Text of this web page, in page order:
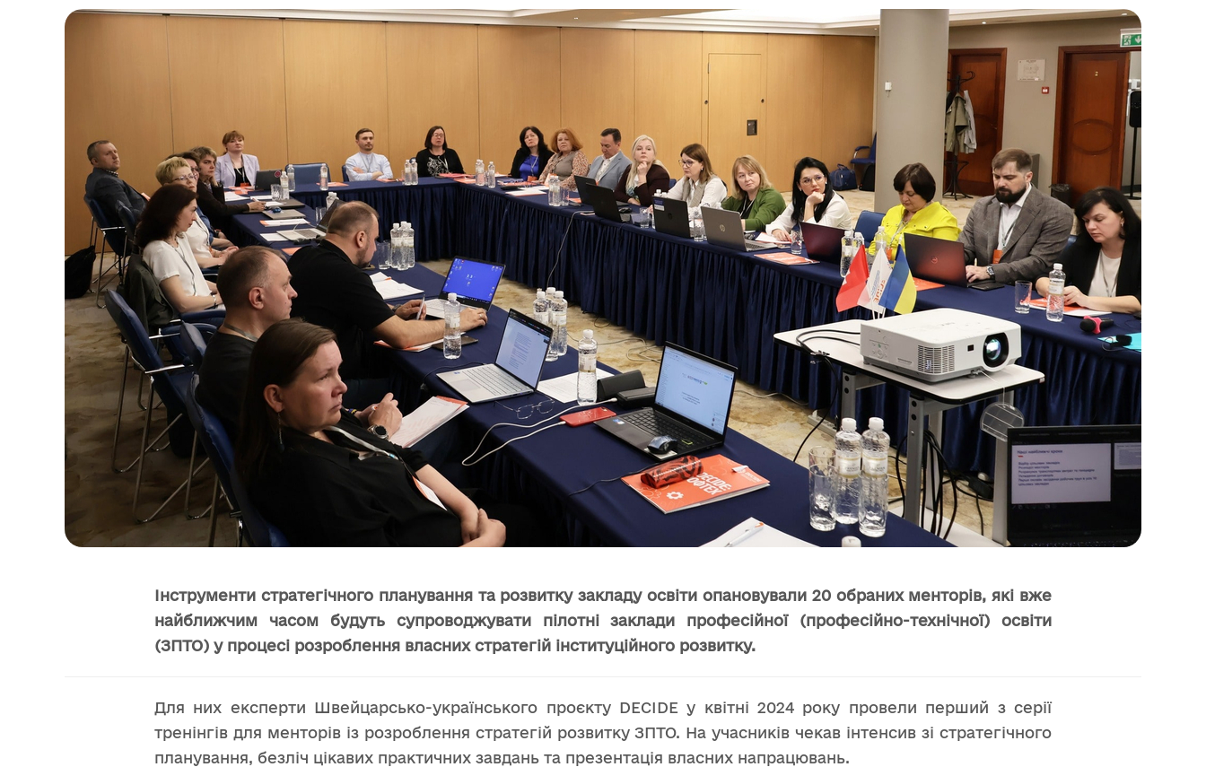
Інструменти стратегічного планування та розвитку закладу освіти опановували 20 обраних менторів, які вже
найближчим часом будуть супроводжувати пілотні заклади професійної (професійно-технічної) освіти
(ЗПТО) у процесі розроблення власних стратегій інституційного розвитку.
Для них експерти Швейцарсько-українського проєкту DECIDE у квітні 2024 року провели перший з серії
тренінгів для менторів із розроблення стратегій розвитку ЗПТО. На учасників чекав інтенсив зі стратегічного
планування, безліч цікавих практичних завдань та презентація власних напрацювань.